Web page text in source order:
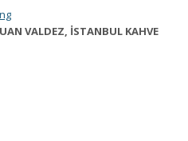
VALDEZ, İSTANBUL KAHVE